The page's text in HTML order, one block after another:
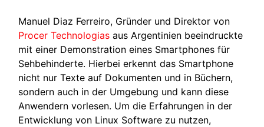
Manuel Diaz Ferreiro, Gründer und Direktor von
Procer Technologias aus Argentinien beeindruckte
mit einer Demonstration eines Smartphones für
Sehbehinderte. Hierbei erkennt das Smartphone
nicht nur Texte auf Dokumenten und in Büchern,
sondern auch in der Umgebung und kann diese
Anwendern vorlesen. Um die Erfahrungen in der
Entwicklung von Linux Software zu nutzen,